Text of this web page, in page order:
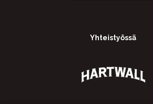
Yhteistyössä